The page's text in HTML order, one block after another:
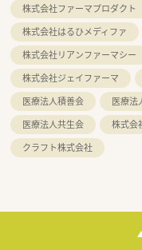
株式会社ファーマプロダクト
株式会社はるひメディファ
株式会社リアンファーマシー
株式会社ジェイファーマ
医療法人積善会
医療法
医療法人共生会
株式会
クラフト株式会社